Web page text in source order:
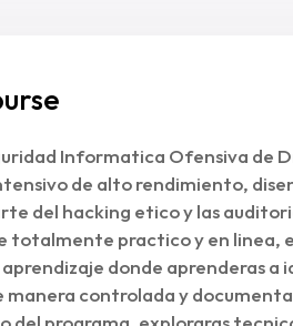
Informatica Ofensiva de
de alto rendimiento,
del hacking etico y las
totalmente practico y en linea,
aprendizaje donde aprenderas
manera controlada y